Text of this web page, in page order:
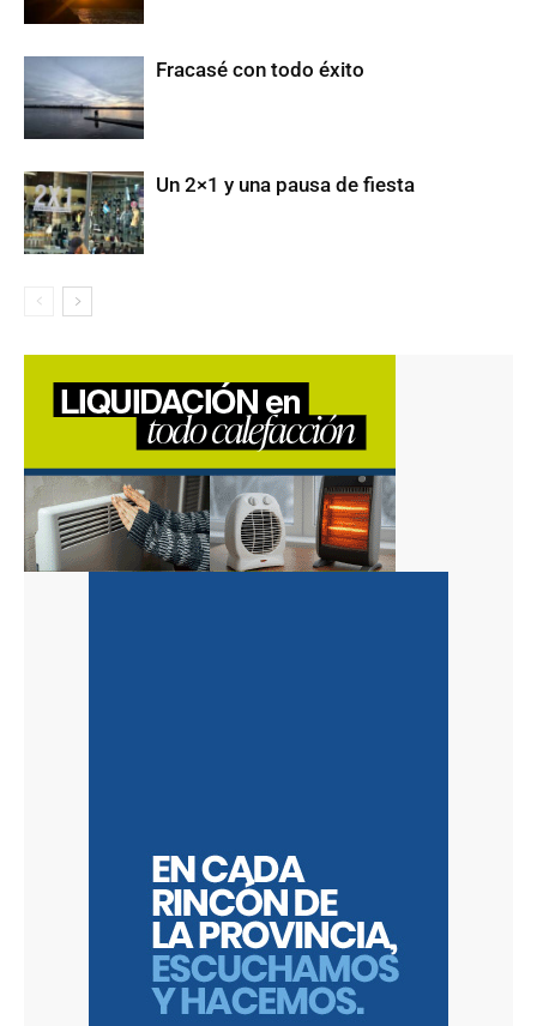
Fracasé con todo éxito
Un 2×1 y una pausa de fiesta